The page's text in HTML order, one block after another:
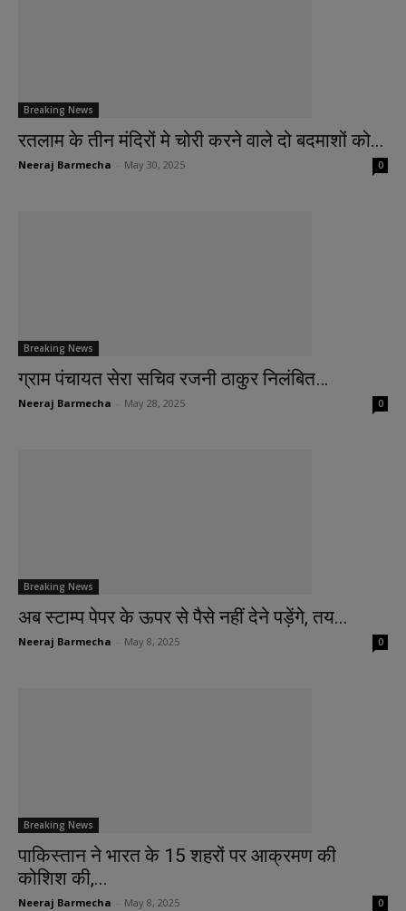
Breaking News
रतलाम के तीन मंदिरों मे चोरी करने वाले दो बदमाशों को...
Neeraj Barmecha May 30, 2025 0
Breaking News
ग्राम पंचायत सेरा सचिव रजनी ठाकुर निलंबित…
Neeraj Barmecha May 28, 2025 0
Breaking News
अब स्टाम्प पेपर के ऊपर से पैसे नहीं देने पड़ेंगे, तय...
Neeraj Barmecha May 8, 2025 0
Breaking News
पाकिस्तान ने भारत के 15 शहरों पर आक्रमण की
कोशिश की,...
Neeraj Barmecha May 8, 2025 0